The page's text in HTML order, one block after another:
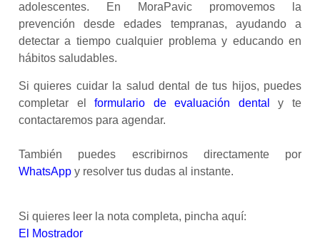
adolescentes. En MoraPavic promovemos la
prevención desde edades tempranas, ayudando a
detectar a tiempo cualquier problema y educando en
hábitos saludables.
Si quieres cuidar la salud dental de tus hijos, puedes
completar elformulario de evaluación dental
y te
contactaremos para agendar.
También puedes escribirnos directamente por
WhatsApp y resolver tus dudas al instante.
Si quieres leer la nota completa, pincha aquí:
El Mostrador